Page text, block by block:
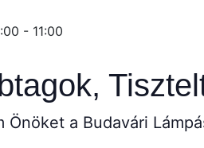
- 11:00
Önöket a Budavári